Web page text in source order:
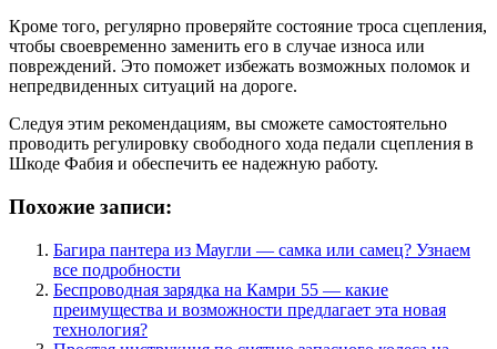
Кроме того, регулярно проверяйте состояние троса сцепления,
чтобы своевременно заменить его в случае износа или
повреждений. Это поможет избежать возможных поломок и
непредвиденных ситуаций на дороге.
Следуя этим рекомендациям, вы сможете самостоятельно
проводить регулировку свободного хода педали сцепления в
Шкоде Фабия и обеспечить ее надежную работу.
Похожие записи:
Багира пантера из Маугли — самка или самец? Узнаем
все подробности
Беспроводная зарядка на Камри 55 — какие
преимущества и возможности предлагает эта новая
технология?